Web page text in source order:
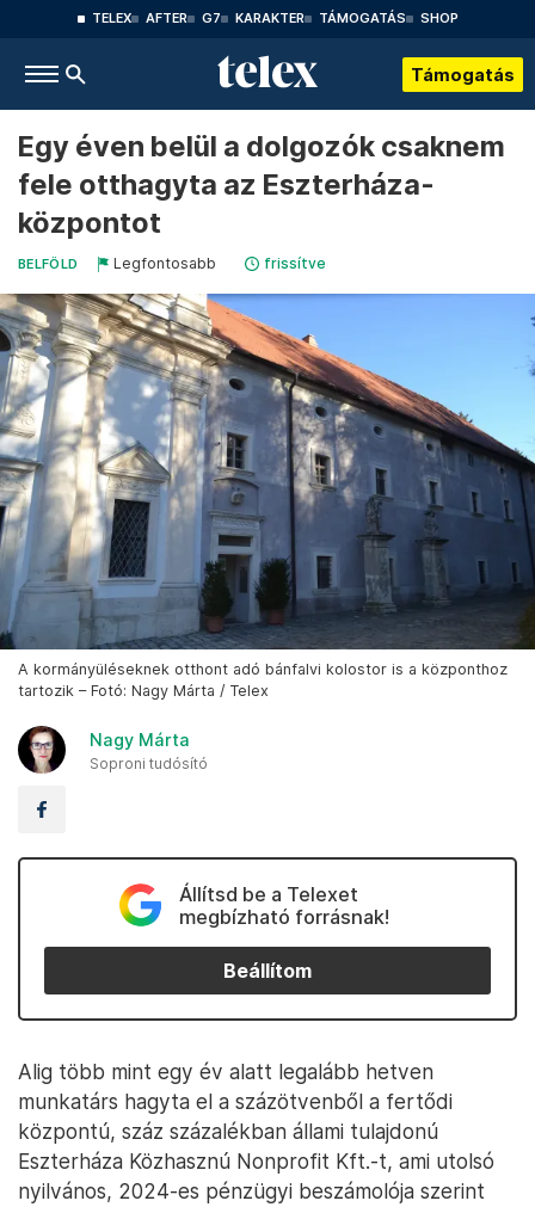
TELEX AFTER G7 KARAKTER TÁMOGATÁS SHOP
Támogatás
Egy éven belül a dolgozók csaknem
fele otthagyta az Eszterháza-
központot
BELFÖLD Legfontosabb frissítve
A kormányüléseknek otthont adó bánfalvi kolostor is a központhoz
tartozik – Fotó: Nagy Márta / Telex
Nagy Márta
Soproni tudósító
Állítsd be a Telexet
megbízható forrásnak!
Beállítom
Alig több mint egy év alatt legalább hetven
munkatárs hagyta el a százötvenből a fertődi
központú, száz százalékban állami tulajdonú
Eszterháza Közhasznú Nonprofit Kft.-t, ami utolsó
nyilvános, 2024-es pénzügyi beszámolója szerint